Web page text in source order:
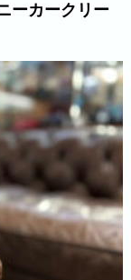
ーカークリー